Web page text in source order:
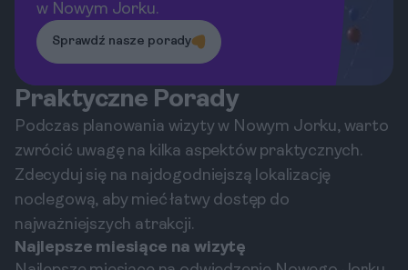
w Nowym Jorku.
Sprawdź nasze porady
Praktyczne Porady
Podczas planowania wizyty w Nowym Jorku, warto
zwrócić uwagę na kilka aspektów praktycznych.
Zdecyduj się na najdogodniejszą lokalizację
noclegową, aby mieć łatwy dostęp do
najważniejszych atrakcji.
Najlepsze miesiące na wizytę